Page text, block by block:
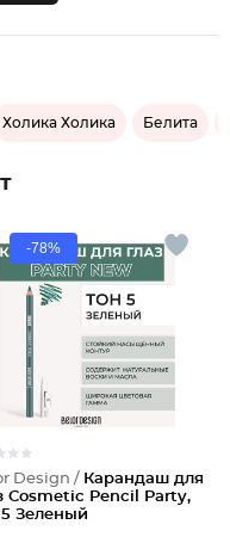
Холика Холика Белита
-78%
Design / Карандаш для
Cosmetic Pencil Party,
Зеленый